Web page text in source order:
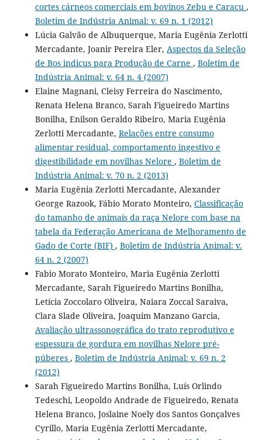
cortes cárneos comerciais em bovinos Zebu e Caracu ,
Boletim de Indústria Animal: v. 69 n. 1 (2012)
Lúcia Galvão de Albuquerque, Maria Eugênia Zerlotti
Mercadante, Joanir Pereira Eler, Aspectos da Seleção
de Bos indicus para Produção de Carne , Boletim de
Indústria Animal: v. 64 n. 4 (2007)
Elaine Magnani, Cleisy Ferreira do Nascimento,
Renata Helena Branco, Sarah Figueiredo Martins
Bonilha, Enilson Geraldo Ribeiro, Maria Eugênia
Zerlotti Mercadante, Relações entre consumo
alimentar residual, comportamento ingestivo e
digestibilidade em novilhas Nelore , Boletim de
Indústria Animal: v. 70 n. 2 (2013)
Maria Eugênia Zerlotti Mercadante, Alexander
George Razook, Fábio Morato Monteiro, Classificação
do tamanho de animais da raça Nelore com base na
tabela da Federação Americana de Melhoramento de
Gado de Corte (BIF) , Boletim de Indústria Animal: v.
64 n. 2 (2007)
Fabio Morato Monteiro, Maria Eugênia Zerlotti
Mercadante, Sarah Figueiredo Martins Bonilha,
Letícia Zoccolaro Oliveira, Naiara Zoccal Saraiva,
Clara Slade Oliveira, Joaquim Manzano Garcia,
Avaliação ultrassonográfica do trato reprodutivo e
espessura de gordura em novilhas Nelore pré-
púberes , Boletim de Indústria Animal: v. 69 n. 2
(2012)
Sarah Figueiredo Martins Bonilha, Luís Orlindo
Tedeschi, Leopoldo Andrade de Figueiredo, Renata
Helena Branco, Joslaine Noely dos Santos Gonçalves
Cyrillo, Maria Eugênia Zerlotti Mercadante,